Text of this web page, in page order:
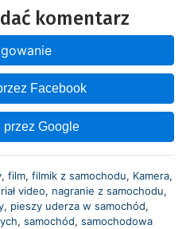
komentarz
Facebook
Google
, film, filmik z samochodu, Kamera,
video, nagranie z samochodu,
, pieszy uderza w samochód,
, samochód, samochodowa